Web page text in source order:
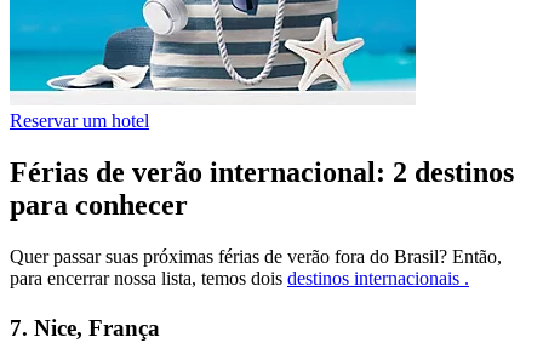
Reservar um hotel
Férias de verão internacional: 2 destinos
para conhecer
Quer passar suas próximas férias de verão fora do Brasil? Então,
para encerrar nossa lista, temos dois destinos internacionais .
7. Nice, França